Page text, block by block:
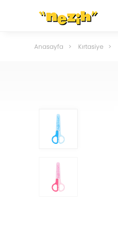
Anasayfa Kırtasiye